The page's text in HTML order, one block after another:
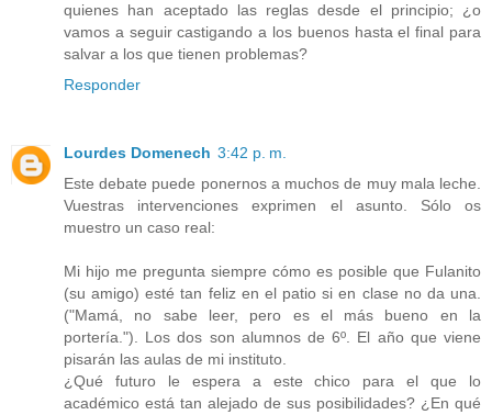
quienes han aceptado las reglas desde el principio; ¿o
vamos a seguir castigando a los buenos hasta el final para
salvar a los que tienen problemas?
Responder
Lourdes Domenech 3:42 p. m.
Este debate puede ponernos a muchos de muy mala leche.
Vuestras intervenciones exprimen el asunto. Sólo os
muestro un caso real:
Mi hijo me pregunta siempre cómo es posible que Fulanito
(su amigo) esté tan feliz en el patio si en clase no da una.
("Mamá, no sabe leer, pero es el más bueno en la
portería."). Los dos son alumnos de 6º. El año que viene
pisarán las aulas de mi instituto.
¿Qué futuro le espera a este chico para el que lo
académico está tan alejado de sus posibilidades? ¿En qué